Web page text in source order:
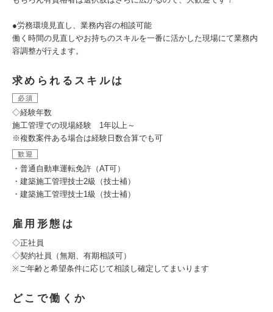
●労務環境見直し、業務内容の相談可能
働く時間の見直しやお持ちのスキルを一番に活かした現場にて業務内
容調整が行えます。
求められるスキルは
必須
◇経験年数
施工管理での現場経験 1年以上～
※複数案件ある場合は経験日数合算でも可
歓迎
・普通自動車運転免許（AT可）
・建築施工管理技士2級（技士補）
・建築施工管理技士1級（技士補）
雇用形態は
◇正社員
◇契約社員（無期、有期相談可）
※ご年齢と希望条件に応じて相談し確定してまいります
どこで働くか